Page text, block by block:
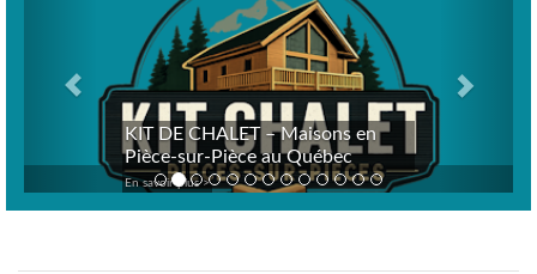
KIT DE CHALET – Maisons en
Pièce-sur-Pièce au Québec
En savoir plus >